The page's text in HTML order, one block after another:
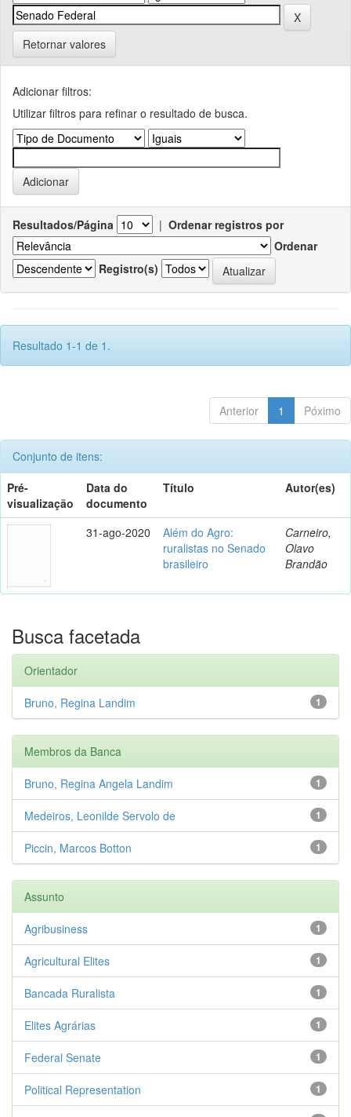
Retornar valores
Adicionar filtros:
Utilizar filtros para refinar o resultado de busca.
Resultados/Página | Ordenar registros por
Ordenar
Registro(s)
Resultado 1-1 de 1.
Anterior 1 Póximo
Conjunto de itens:
Pré-
visualização
Data do
documento
Título Autor(es)
31-ago-2020
Além do Agro:
ruralistas no Senado
brasileiro
Carneiro,
Olavo
Brandão
Busca facetada
Orientador
1
Bruno, Regina Landim
Membros da Banca
1
Bruno, Regina Angela Landim
1
Medeiros, Leonilde Servolo de
1
Piccin, Marcos Botton
Assunto
1
Agribusiness
1
Agricultural Elites
1
Bancada Ruralista
1
Elites Agrárias
1
Federal Senate
1
Political Representation